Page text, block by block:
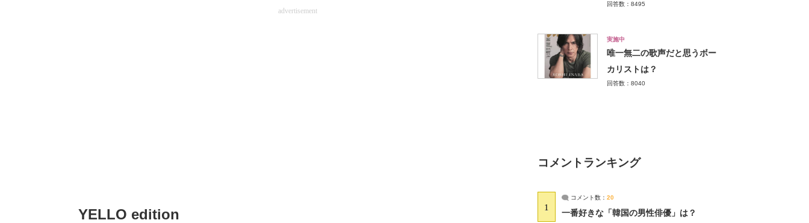
advertisement
YELLO edition
回答数：8495
実施中
唯一無二の歌声だと思うボー
カリストは？
回答数：8040
コメントランキング
1
コメント数： 20
一番好きな「韓国の男性俳優」は？